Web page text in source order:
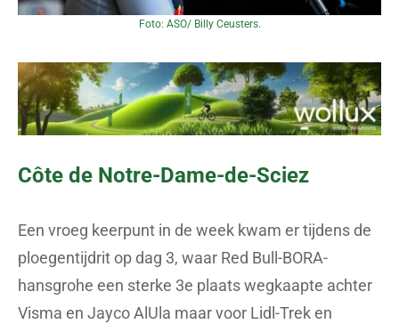
Foto: ASO/ Billy Ceusters.
Côte de Notre-Dame-de-Sciez
Een vroeg keerpunt in de week kwam er tijdens de
ploegentijdrit op dag 3, waar Red Bull-BORA-
hansgrohe een sterke 3e plaats wegkaapte achter
Visma en Jayco AlUla maar voor Lidl-Trek en